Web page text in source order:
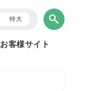
特大
お客様サイト